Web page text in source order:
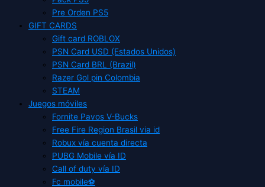
Pre Orden PS5
GIFT CARDS
Gift card ROBLOX
PSN Card USD (Estados Unidos)
PSN Card BRL (Brazil)
Razer Gol pin Colombia
STEAM
Juegos móviles
Fornite Pavos V-Bucks
Free Fire Region Brasil via id
Robux vía cuenta directa
PUBG Mobile vía ID
Call of duty vía ID
Fc mobile⚽